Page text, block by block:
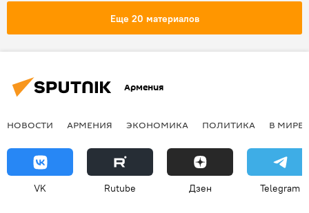
Еще 20 материалов
Армения
НОВОСТИ АРМЕНИЯ ЭКОНОМИКА ПОЛИТИКА В МИРЕ
VK Rutube Дзен Telegram